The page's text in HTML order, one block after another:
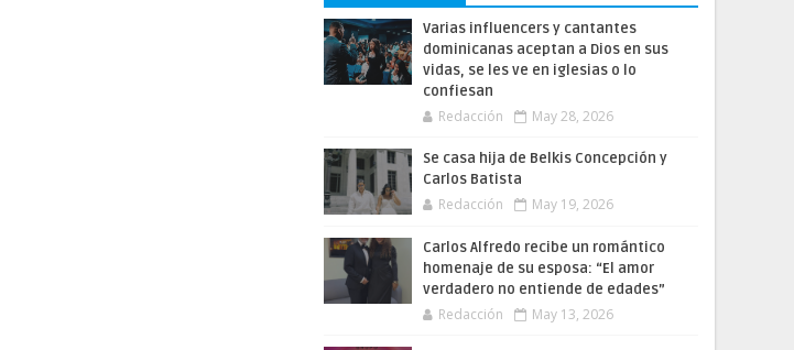
Varias influencers y cantantes
dominicanas aceptan a Dios en sus
vidas, se les ve en iglesias o lo
confiesan
Redacción May 28, 2026
Se casa hija de Belkis Concepción y
Carlos Batista
Redacción May 19, 2026
Carlos Alfredo recibe un romántico
homenaje de su esposa: “El amor
verdadero no entiende de edades”
Redacción May 13, 2026